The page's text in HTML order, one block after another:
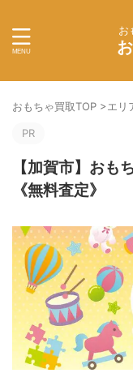
お
おもちゃ買取TOP >エリ
PR
【加賀市】おも
《無料査定》